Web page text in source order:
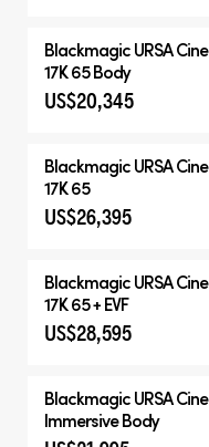
BlackmagicURSA Cine
17K 65 Body
US$20,345
BlackmagicURSA Cine
17K 65
US$26,395
BlackmagicURSA Cine
17K 65 + EVF
US$28,595
BlackmagicURSA Cine
Immersive Body